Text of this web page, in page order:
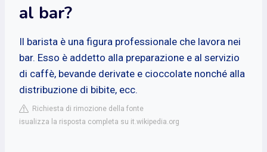
al bar?
Il barista è una figura professionale che lavora nei
bar. Esso è addetto alla preparazione e al servizio
di caffè, bevande derivate e cioccolate nonché alla
distribuzione di bibite, ecc.
Richiesta di rimozione della fonte
isualizza la risposta completa su it.wikipedia.org